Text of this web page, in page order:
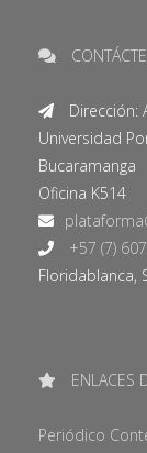
Dirección:
Universidad
Bucaramanga
Oficina K514
+57 (7)
Floridablanca,
ENLACES
Periódico